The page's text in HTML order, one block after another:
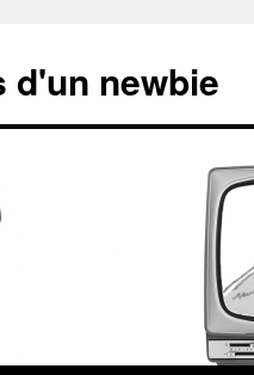
d'un newbie